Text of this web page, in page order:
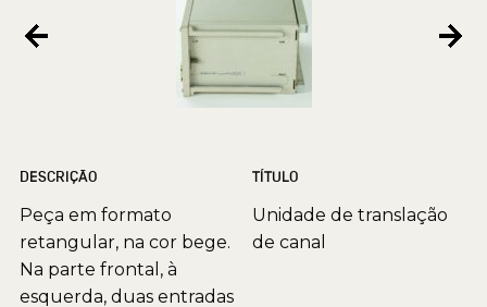
DESCRIÇÃO
Peça em formato
retangular, na cor bege.
Na parte frontal, à
esquerda, duas entradas
TÍTULO
Unidade de translação
de canal